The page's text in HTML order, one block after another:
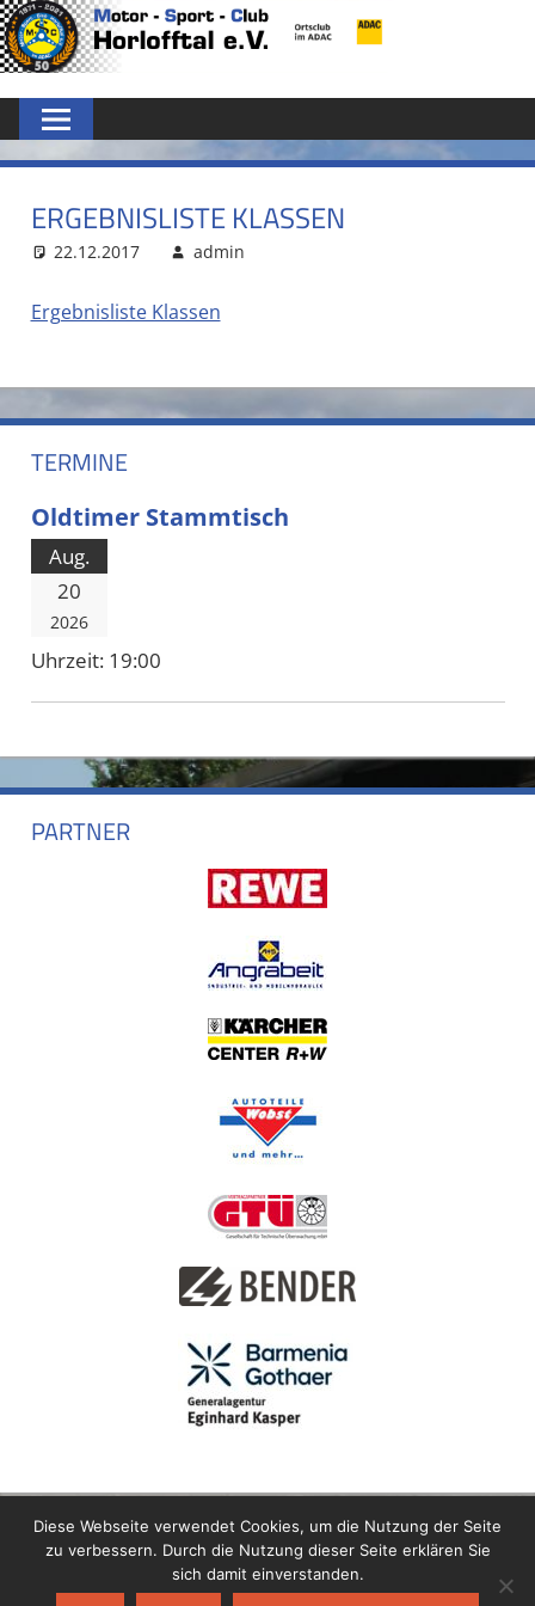
Zum
Inhalt
MSC
HORLOFFTAL
E.V.
ERGEBNISLISTE KLASSEN
22.12.2017 admin
Ergebnisliste Klassen
TERMINE
Oldtimer Stammtisch
Aug.
20
2026
Uhrzeit: 19:00
PARTNER
Diese Webseite verwendet Cookies, um die Nutzung der Seite
zu verbessern. Durch die Nutzung dieser Seite erklären Sie
sich damit einverstanden.